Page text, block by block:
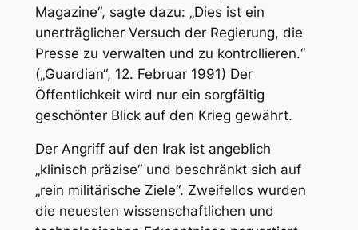
Magazine“, sagte dazu: „Dies ist ein
unerträglicher Versuch der Regierung, die
Presse zu verwalten und zu kontrollieren.“
(„Guardian“, 12. Februar 1991) Der
Öffentlichkeit wird nur ein sorgfältig
geschönter Blick auf den Krieg gewährt.
Der Angriff auf den Irak ist angeblich
„klinisch präzise“ und beschränkt sich auf
„rein militärische Ziele“. Zweifellos wurden
die neuesten wissenschaftlichen und